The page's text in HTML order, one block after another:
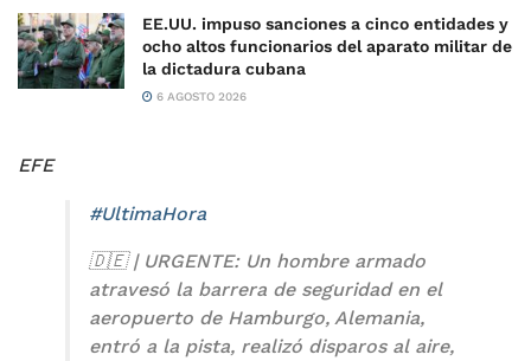
EE.UU. impuso sanciones a cinco entidades y
ocho altos funcionarios del aparato militar de
la dictadura cubana
6 AGOSTO 2026
EFE
#UltimaHora
🇩🇪 | URGENTE: Un hombre armado
atravesó la barrera de seguridad en el
aeropuerto de Hamburgo, Alemania,
entró a la pista, realizó disparos al aire,